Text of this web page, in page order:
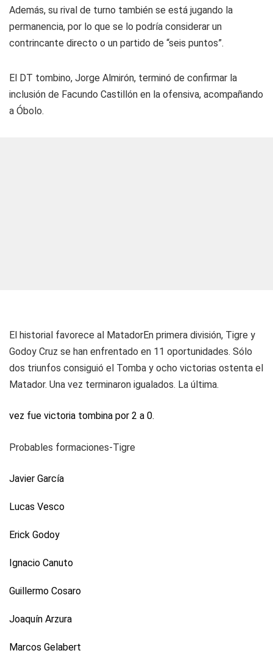
Además, su rival de turno también se está jugando la
permanencia, por lo que se lo podría considerar un
contrincante directo o un partido de “seis puntos”.
El DT tombino, Jorge Almirón, terminó de confirmar la
inclusión de Facundo Castillón en la ofensiva, acompañando
a Óbolo.
El historial favorece al MatadorEn primera división, Tigre y
Godoy Cruz se han enfrentado en 11 oportunidades. Sólo
dos triunfos consiguió el Tomba y ocho victorias ostenta el
Matador. Una vez terminaron igualados. La última.
vez fue victoria tombina por 2 a 0.
Probables formaciones-Tigre
Javier García
Lucas Vesco
Erick Godoy
Ignacio Canuto
Guillermo Cosaro
Joaquín Arzura
Marcos Gelabert